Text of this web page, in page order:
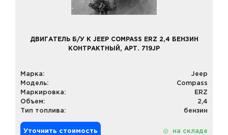
ДВИГАТЕЛЬ Б/У К JEEP COMPASS ERZ 2,4 БЕНЗИН
КОНТРАКТНЫЙ, АРТ. 719JP
Марка:
Jeep
Модель:
Compass
Маркировка:
ERZ
Объем:
2,4
Тип топлива:
бензин
Уточнить стоимость на складе